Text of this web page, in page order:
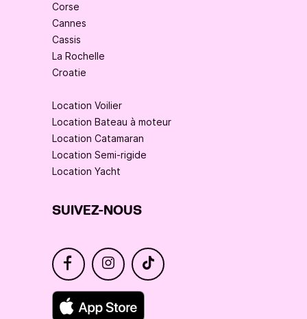
Corse
Cannes
Cassis
La Rochelle
Croatie
Location Voilier
Location Bateau à moteur
Location Catamaran
Location Semi-rigide
Location Yacht
SUIVEZ-NOUS